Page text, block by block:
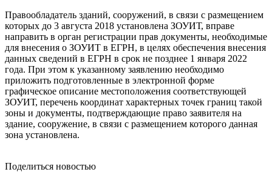
Правообладатель зданий, сооружений, в связи с размещением
которых до 3 августа 2018 установлена ЗОУИТ, вправе
направить в орган регистрации прав документы, необходимые
для внесения о ЗОУИТ в ЕГРН, в целях обеспечения внесения
данных сведений в ЕГРН в срок не позднее 1 января 2022
года. При этом к указанному заявлению необходимо
приложить подготовленные в электронной форме
графическое описание местоположения соответствующей
ЗОУИТ, перечень координат характерных точек границ такой
зоны и документы, подтверждающие право заявителя на
здание, сооружение, в связи с размещением которого данная
зона установлена.
Поделиться новостью